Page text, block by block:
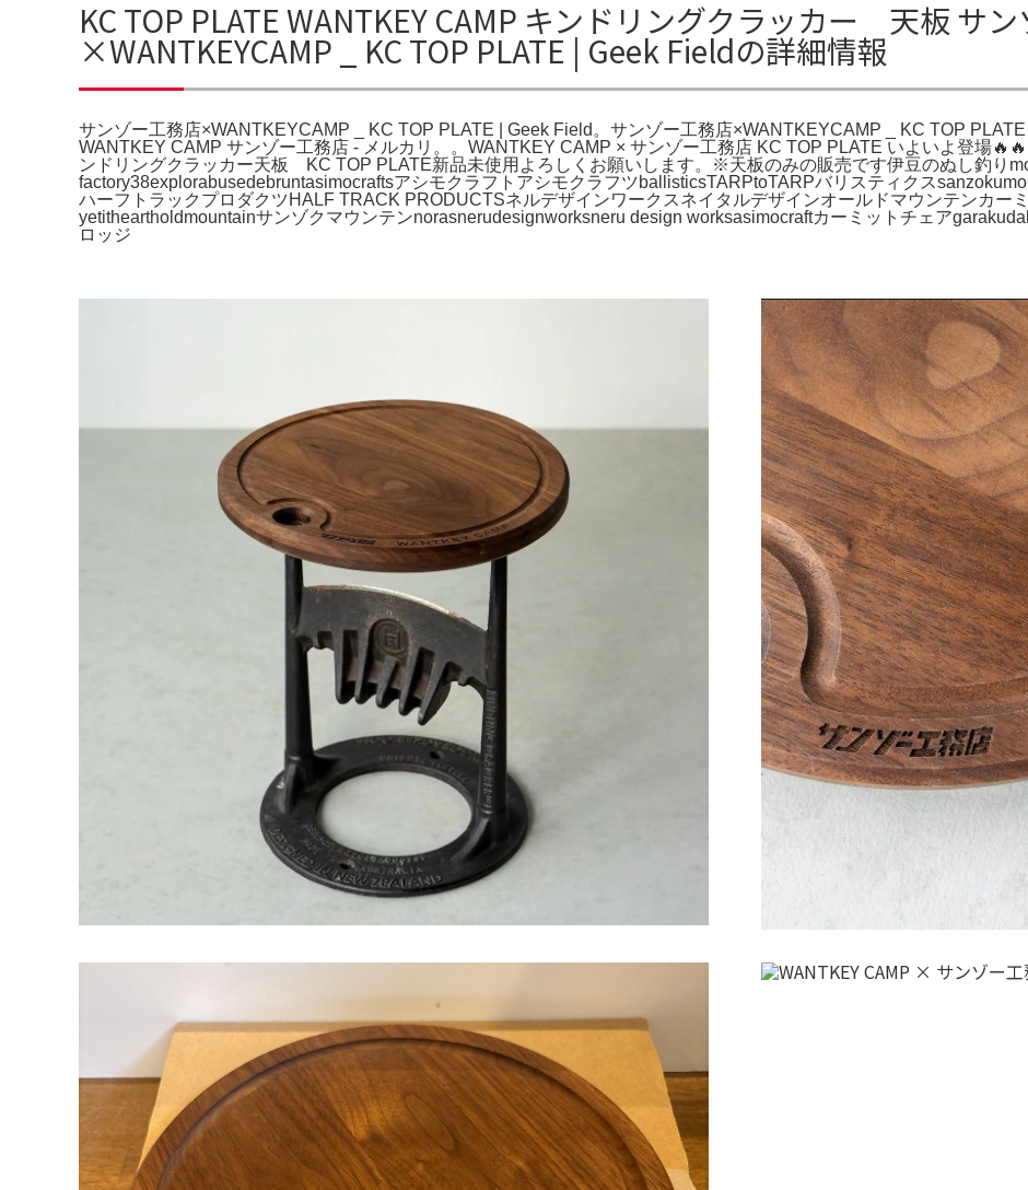
KC TOP PLATE WANTKEY CAMP キンドリングクラッカー 天板 サ
×WANTKEYCAMP _ KC TOP PLATE | Geek Fieldの詳細情報
サンゾー工務店×WANTKEYCAMP _ KC TOP PLATE | Geek Field。サンゾー工務店×WANTKEYCAMP _ KC TOP
WANTKEY CAMP サンゾー工務店 - メルカリ。。WANTKEY CAMP × サンゾー工務店 KC TOP PLATE いよいよ登場
ンドリングクラッカー天板 KC TOP PLATE新品未使用よろしくお願いします。※天板のみの販売です伊豆のぬし釣り
factory38explorabusedebruntasimocraftsアシモクラフトアシモクラフツballisticsTARPtoTARPバリスティクス
ハーフトラックプロダクツHALF TRACK PRODUCTSネルデザインワークスネイタルデザインオールドマウンテンカー
yetitheartholdmountainサンゾクマウンテンnorasnerudesignworksneru design worksasimocraftカーミットチェア
ロッジ